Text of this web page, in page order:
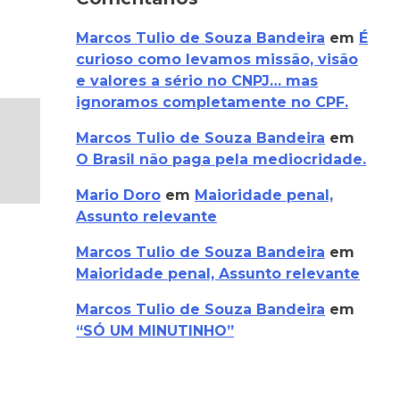
Marcos Tulio de Souza Bandeira em É
curioso como levamos missão, visão
e valores a sério no CNPJ… mas
ignoramos completamente no CPF.
Marcos Tulio de Souza Bandeira em
O Brasil não paga pela mediocridade.
Mario Doro em Maioridade penal,
Assunto relevante
Marcos Tulio de Souza Bandeira em
Maioridade penal, Assunto relevante
Marcos Tulio de Souza Bandeira em
“SÓ UM MINUTINHO”